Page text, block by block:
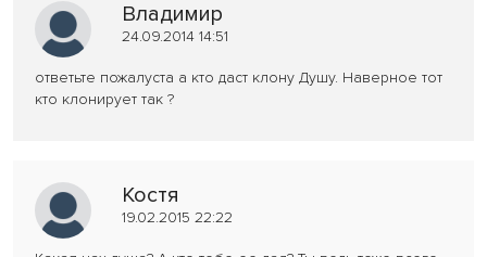
Владимир
24.09.2014 14:51
ответьте пожалуста а кто даст клону Душу. Наверное тот
кто клонирует так ?
Костя
19.02.2015 22:22